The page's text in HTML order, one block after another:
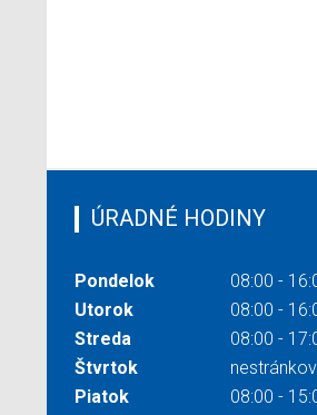
ÚRADNÉ HODINY
Pondelok
08:00 -
Utorok
08:00 -
Streda
08:00 -
Štvrtok
Piatok
08:00 -